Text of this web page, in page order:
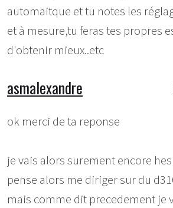
automaitque et tu notes les
et à mesure,tu feras tes propres
d'obtenir mieux..etc
asmalexandre
ok merci de ta reponse
je vais alors surement encore
pense alors me diriger sur du
mais comme dit precedement je